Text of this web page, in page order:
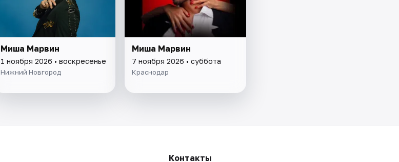
Миша Марвин
1 ноября 2026 • воскресенье
Нижний Новгород
Миша Марвин
7 ноября 2026 • суббота
Краснодар
Контакты